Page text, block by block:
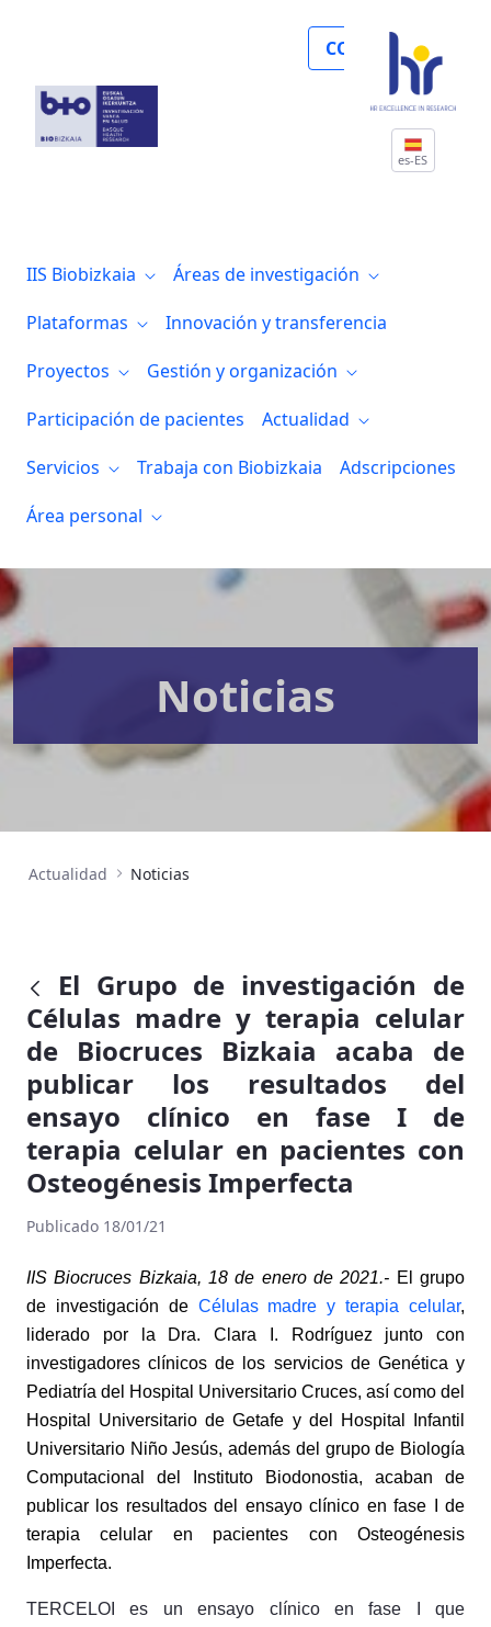
COLABORA
es-ES
IIS Biobizkaia
Áreas de investigación
Plataformas
Innovación y transferencia
Proyectos
Gestión y organización
Participación de pacientes
Actualidad
Servicios
Trabaja con Biobizkaia
Adscripciones
Área personal
Noticias
Actualidad Noticias
El Grupo de investigación de
Células madre y terapia celular
de Biocruces Bizkaia acaba de
publicar los resultados del
ensayo clínico en fase I de
terapia celular en pacientes con
Osteogénesis Imperfecta
Publicado 18/01/21
IIS Biocruces Bizkaia, 18 de enero de 2021.- El grupo
de investigación de Células madre y terapia celular,
liderado por la Dra. Clara I. Rodríguez junto con
investigadores clínicos de los servicios de Genética y
Pediatría del Hospital Universitario Cruces, así como del
Hospital Universitario de Getafe y del Hospital Infantil
Universitario Niño Jesús, además del grupo de Biología
Computacional del Instituto Biodonostia, acaban de
publicar los resultados del ensayo clínico en fase I de
terapia celular en pacientes con Osteogénesis
Imperfecta.
TERCELOI es un ensayo clínico en fase I que